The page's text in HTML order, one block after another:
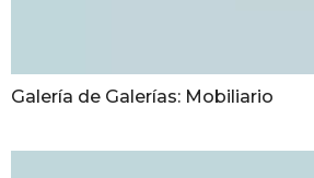
Galería de Galerías: Mobiliario